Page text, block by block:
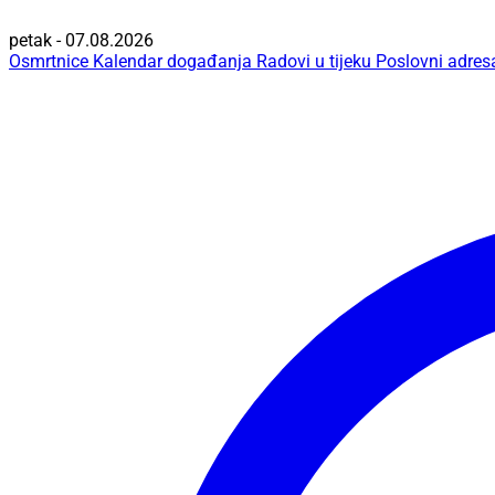
petak - 07.08.2026
Osmrtnice Kalendar događanja Radovi u tijeku Poslovni